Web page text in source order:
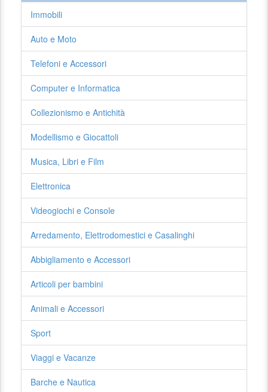
Immobili
Auto e Moto
Telefoni e Accessori
Computer e Informatica
Collezionismo e Antichità
Modellismo e Giocattoli
Musica, Libri e Film
Elettronica
Videogiochi e Console
Arredamento, Elettrodomestici e Casalinghi
Abbigliamento e Accessori
Articoli per bambini
Animali e Accessori
Sport
Viaggi e Vacanze
Barche e Nautica